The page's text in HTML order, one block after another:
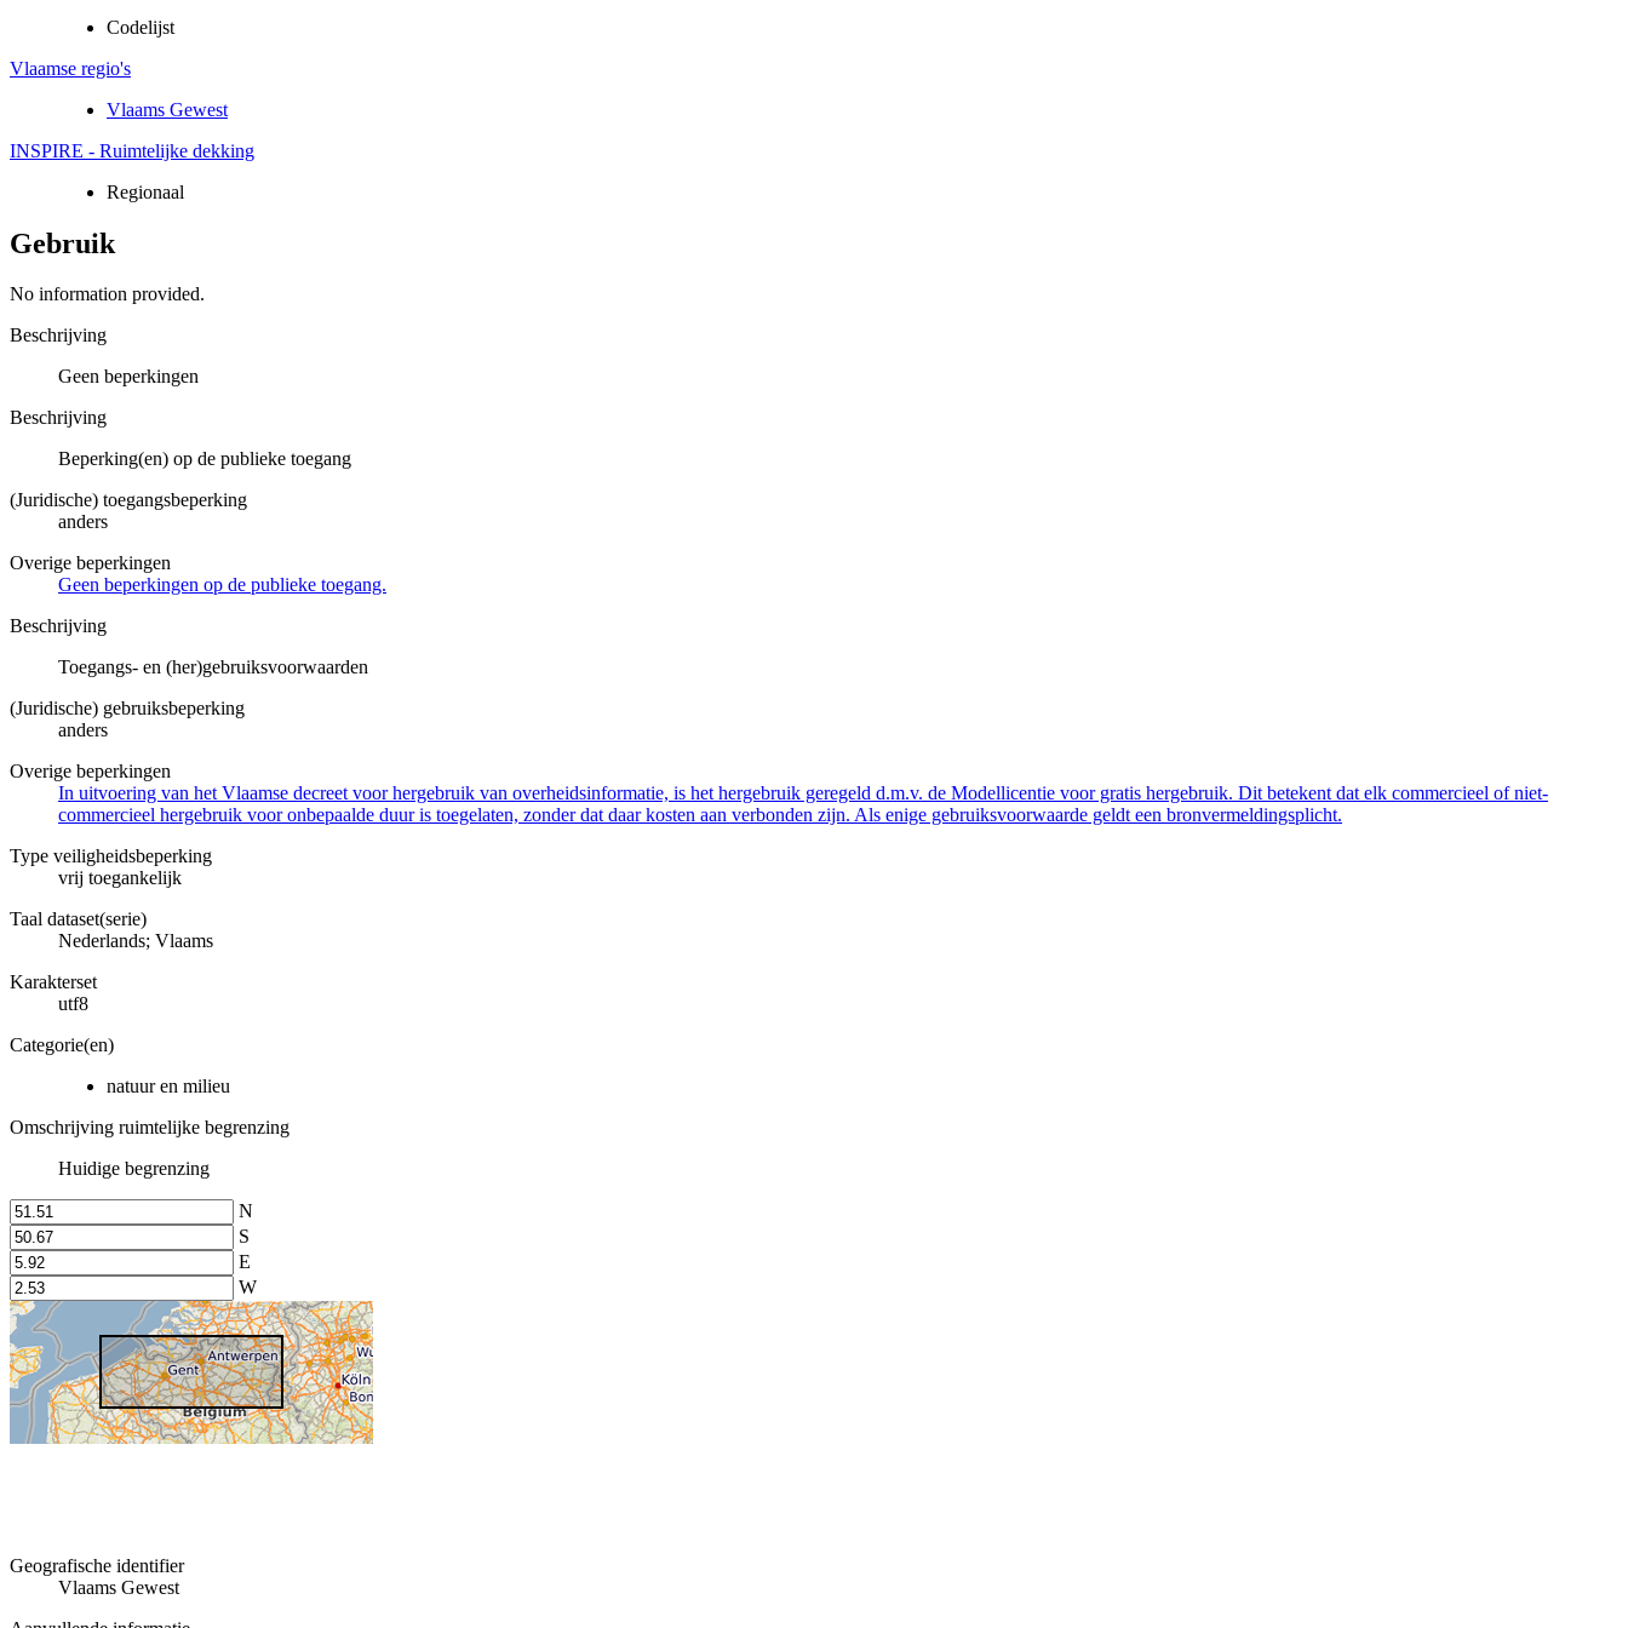
Codelijst
Vlaamse regio's
Vlaams Gewest
INSPIRE - Ruimtelijke dekking
Regionaal
Gebruik
No information provided.
Beschrijving
Geen beperkingen
Beschrijving
Beperking(en) op de publieke toegang
(Juridische) toegangsbeperking
anders
Overige beperkingen
Geen beperkingen op de publieke toegang.
Beschrijving
Toegangs- en (her)gebruiksvoorwaarden
(Juridische) gebruiksbeperking
anders
Overige beperkingen
In uitvoering van het Vlaamse decreet voor hergebruik van overheidsinformatie, is het hergebruik geregeld d.m.v. de Modellicentie voor gratis hergebruik. Dit betekent dat elk commercieel of niet-
commercieel hergebruik voor onbepaalde duur is toegelaten, zonder dat daar kosten aan verbonden zijn. Als enige gebruiksvoorwaarde geldt een bronvermeldingsplicht.
Type veiligheidsbeperking
vrij toegankelijk
Taal dataset(serie)
Nederlands; Vlaams
Karakterset
utf8
Categorie(en)
natuur en milieu
Omschrijving ruimtelijke begrenzing
Huidige begrenzing
N
S
E
W
Geografische identifier
Vlaams Gewest